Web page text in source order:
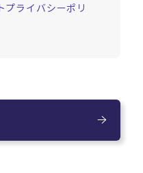
プライバシーポリ